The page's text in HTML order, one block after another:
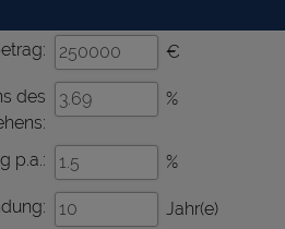
€
des
%
p.a.: %
Jahr(e)